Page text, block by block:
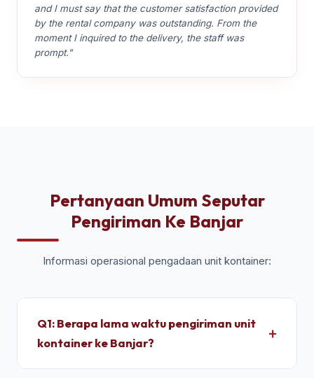
and I must say that the customer satisfaction provided
by the rental company was outstanding. From the
moment I inquired to the delivery, the staff was
prompt."
Pertanyaan Umum Seputar
Pengiriman Ke Banjar
Informasi operasional pengadaan unit kontainer:
Q1: Berapa lama waktu pengiriman unit
kontainer ke Banjar?